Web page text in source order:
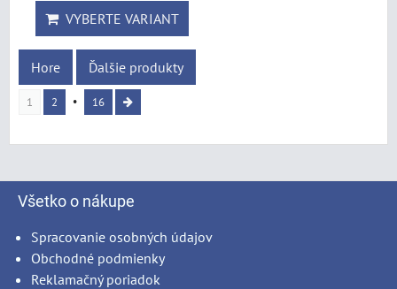
VYBERTE VARIANT
Hore Ďalšie produkty
1 2 16
Všetko o nákupe
Spracovanie osobných údajov
Obchodné podmienky
Reklamačný poriadok